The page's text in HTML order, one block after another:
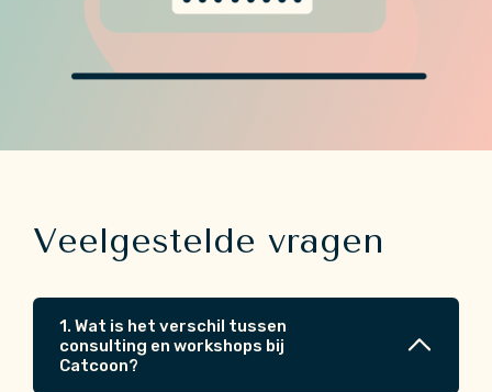
Veelgestelde vragen
1. Wat is het verschil tussen
consulting en workshops bij
Catcoon?